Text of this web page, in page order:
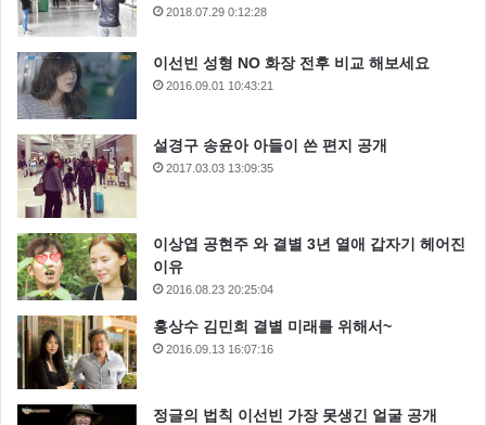
2018.07.29 0:12:28
이선빈 성형 NO 화장 전후 비교 해보세요
2016.09.01 10:43:21
설경구 송윤아 아들이 쓴 편지 공개
2017.03.03 13:09:35
이상엽 공현주 와 결별 3년 열애 갑자기 헤어진
이유
2016.08.23 20:25:04
홍상수 김민희 결별 미래를 위해서~
2016.09.13 16:07:16
정글의 법칙 이선빈 가장 못생긴 얼굴 공개